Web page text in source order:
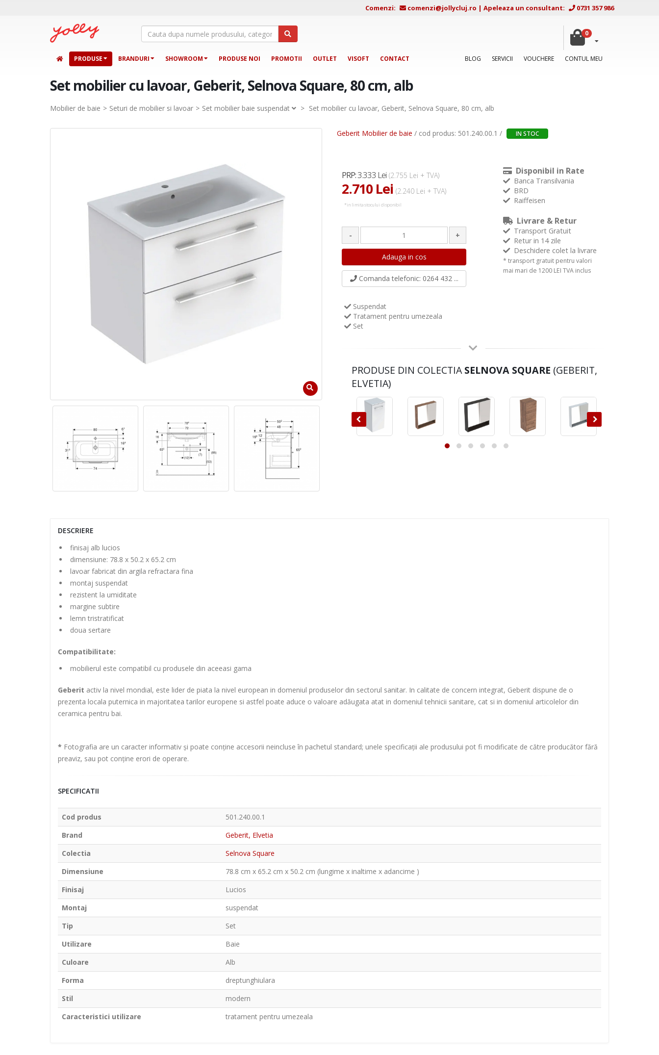
Comenzi: comenzi@jollycluj.ro | Apeleaza un consultant: 0731 357 986
0
PRODUSE BRANDURI SHOWROOM PRODUSE NOI PROMOTII OUTLET VISOFT CONTACT BLOG SERVICII VOUCHERE CONTUL MEU
Set mobilier cu lavoar, Geberit, Selnova Square, 80 cm, alb
Mobilier de baie Seturi de mobilier si lavoar Set mobilier baie suspendat > Set mobilier cu lavoar, Geberit, Selnova Square, 80 cm, alb
Geberit Mobilier de baie / cod produs: 501.240.00.1 / IN STOC
PRP:3.333 Lei (2.755 Lei + TVA)
2.710 Lei (2.240 Lei + TVA)
*in limita stocului disponibil
- +
Comanda telefonic: 0264 432 ...
Suspendat
Tratament pentru umezeala
Set
Disponibil in Rate
Banca Transilvania
BRD
Raiffeisen
Livrare & Retur
Transport Gratuit
Retur in 14 zile
Deschidere colet la livrare
* transport gratuit pentru valori
mai mari de 1200 LEI TVA inclus
PRODUSE DIN COLECTIASELNOVA SQUARE (GEBERIT,
ELVETIA)
DESCRIERE
finisaj alb lucios
dimensiune: 78.8 x 50.2 x 65.2 cm
lavoar fabricat din argila refractara fina
montaj suspendat
rezistent la umiditate
margine subtire
lemn tristratificat
doua sertare
Compatibilitate:
mobilierul este compatibil cu produsele din aceeasi gama
Geberit activ la nivel mondial, este lider de piata la nivel european in domeniul produselor din sectorul sanitar. In calitate de concern integrat, Geberit dispune de o
prezenta locala puternica in majoritatea tarilor europene si astfel poate aduce o valoare adăugata atat in domeniul tehnicii sanitare, cat si in domeniul articolelor din
ceramica pentru bai.
* Fotografia are un caracter informativ și poate conține accesorii neincluse în pachetul standard; unele specificații ale produsului pot fi modificate de către producător fără
preaviz, sau pot conține erori de operare.
SPECIFICATII
Cod produs
501.240.00.1
Brand
Geberit, Elvetia
Colectia
Selnova Square
Dimensiune
78.8 cm x 65.2 cm x 50.2 cm (lungime x inaltime x adancime )
Finisaj
Lucios
Montaj
suspendat
Tip
Set
Utilizare
Baie
Culoare
Alb
Forma
dreptunghiulara
Stil
modern
Caracteristici utilizare
tratament pentru umezeala